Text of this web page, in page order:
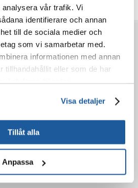
vår trafik. Vi
identifierare och annan
till de sociala medier och
som vi samarbetar med.
informationen med annan
tillhandahållit eller som de har
Visa detaljer
Tillåt alla
Anpassa